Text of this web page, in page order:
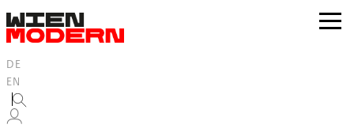
springen
zur
DE
EN